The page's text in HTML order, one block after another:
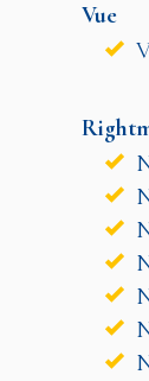
Vue